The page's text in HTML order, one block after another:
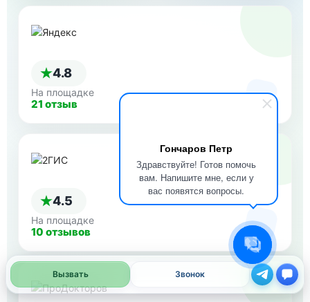
Гончаров Петр
Здравствуйте! Готов помочь
вам. Напишите мне, если у
вас появятся вопросы.
4.8
На площадке
21 отзыв
4.5
На площадке
10 отзывов
Вызвать Звонок